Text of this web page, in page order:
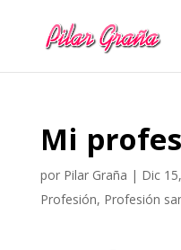
Mi
por Pilar Graña | Dic
Profesión, Profesión